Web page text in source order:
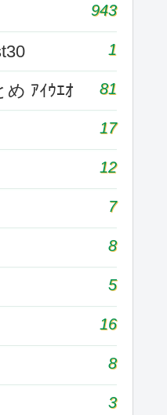
943
1
め ｱｲｳｴｵ 81
17
12
7
8
5
16
8
3